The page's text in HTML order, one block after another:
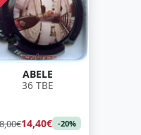
ABELE
36 TBE
14,40€ -20%